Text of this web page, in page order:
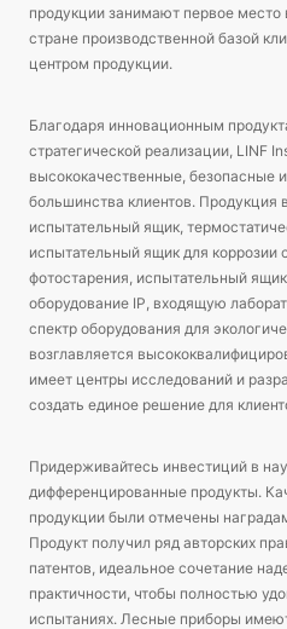
продукции занимают первое место
стране производственной базой
центром продукции.
Благодаря инновационным
стратегической реализации, LINF
высококачественные, безопасные
большинства клиентов. Продукция
испытательный ящик,
испытательный ящик для коррозии
фотостарения, испытательный
оборудование IP, входящую
спектр оборудования для
возглавляется
имеет центры исследований и
создать единое решение для
Придерживайтесь инвестиций в
дифференцированные продукты.
продукции были отмечены
Продукт получил ряд авторских
патентов, идеальное сочетание
практичности, чтобы полностью
испытаниях. Лесные приборы